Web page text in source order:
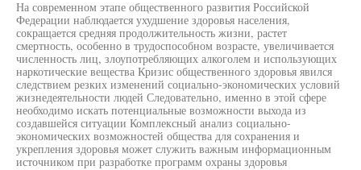
На современном этапе общественного развития Российской
Федерации наблюдается ухудшение здоровья населения,
сокращается средняя продолжительность жизни, растет
смертность, особенно в трудоспособном возрасте, увеличивается
численность лиц, злоупотребляющих алкоголем и использующих
наркотические вещества Кризис общественного здоровья явился
следствием резких изменений социально-экономических условий
жизнедеятельности людей Следовательно, именно в этой сфере
необходимо искать потенциальные возможности выхода из
создавшейся ситуации Комплексный анализ социально-
экономических возможностей общества для сохранения и
укрепления здоровья может служить важным информационным
источником при разработке программ охраны здоровья